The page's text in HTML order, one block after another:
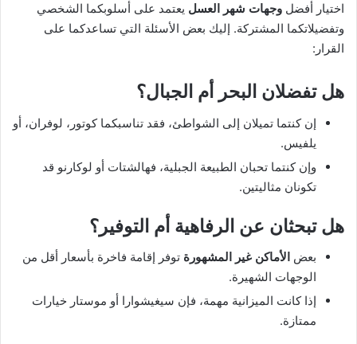
اختيار أفضل وجهات شهر العسل يعتمد على أسلوبكما الشخصي
وتفضيلاتكما المشتركة. إليك بعض الأسئلة التي تساعدكما على
القرار:
هل تفضلان البحر أم الجبال؟
إن كنتما تميلان إلى الشواطئ، فقد تناسبكما كوتور، لوفران، أو
يلفيس.
وإن كنتما تحبان الطبيعة الجبلية، فهالشتات أو لوكارنو قد
تكونان مثاليتين.
هل تبحثان عن الرفاهية أم التوفير؟
بعض الأماكن غير المشهورة توفر إقامة فاخرة بأسعار أقل من
الوجهات الشهيرة.
إذا كانت الميزانية مهمة، فإن سيغيشوارا أو موستار خيارات
ممتازة.